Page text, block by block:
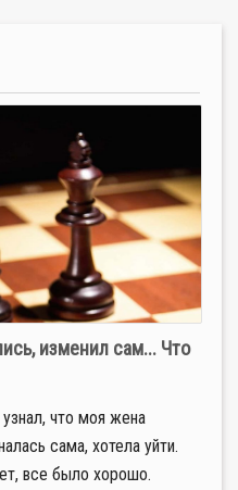
изменил сам... Что
что моя жена
сама, хотела уйти.
все было хорошо.